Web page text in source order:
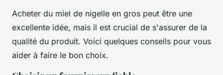
Acheter du miel de nigelle en gros peut être une
excellente idée, mais il est crucial de s'assurer de la
qualité du produit. Voici quelques conseils pour vous
aider à faire le bon choix.